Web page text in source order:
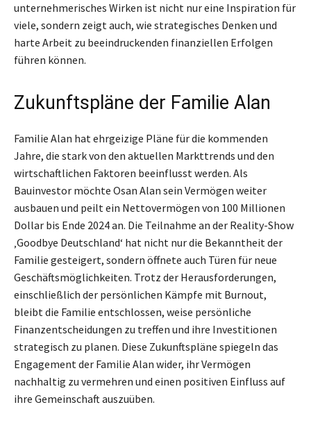
unternehmerisches Wirken ist nicht nur eine Inspiration für
viele, sondern zeigt auch, wie strategisches Denken und
harte Arbeit zu beeindruckenden finanziellen Erfolgen
führen können.
Zukunftspläne der Familie Alan
Familie Alan hat ehrgeizige Pläne für die kommenden
Jahre, die stark von den aktuellen Markttrends und den
wirtschaftlichen Faktoren beeinflusst werden. Als
Bauinvestor möchte Osan Alan sein Vermögen weiter
ausbauen und peilt ein Nettovermögen von 100 Millionen
Dollar bis Ende 2024 an. Die Teilnahme an der Reality-Show
‚Goodbye Deutschland‘ hat nicht nur die Bekanntheit der
Familie gesteigert, sondern öffnete auch Türen für neue
Geschäftsmöglichkeiten. Trotz der Herausforderungen,
einschließlich der persönlichen Kämpfe mit Burnout,
bleibt die Familie entschlossen, weise persönliche
Finanzentscheidungen zu treffen und ihre Investitionen
strategisch zu planen. Diese Zukunftspläne spiegeln das
Engagement der Familie Alan wider, ihr Vermögen
nachhaltig zu vermehren und einen positiven Einfluss auf
ihre Gemeinschaft auszuüben.